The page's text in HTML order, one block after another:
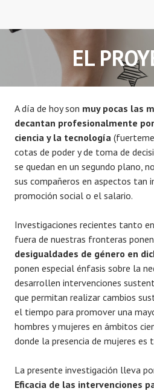
contenido
GESTEMI
EL
A día de hoy son muy pocas las
decantan profesionalmente
ciencia y la tecnología
cotas de poder y de toma de
se quedan en un segundo plano,
sus compañeros en aspectos tan
promoción social o el salario.
Investigaciones recientes tanto
fuera de nuestras fronteras
desigualdades de género en
ponen especial énfasis sobre la
desarrollen intervenciones
que permitan realizar cambios
el tiempo para promover una
hombres y mujeres en ámbitos
donde la presencia de mujeres es
La presente investigación lleva
Eficacia de las intervenciones